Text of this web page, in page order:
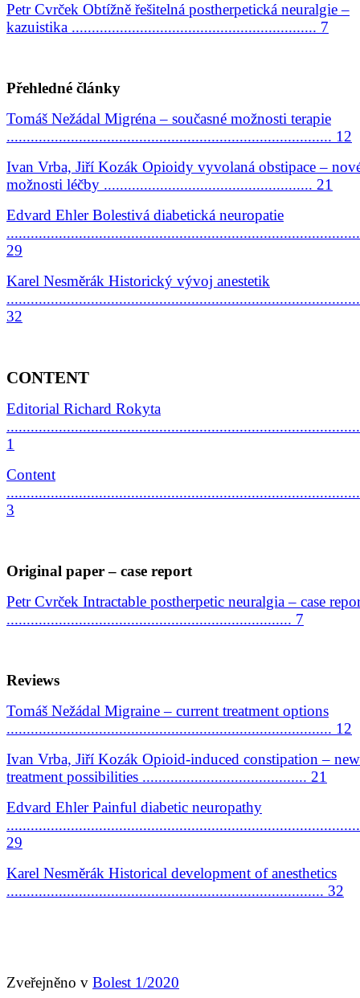
Petr Cvrček Obtížně řešitelná postherpetická neuralgie –
kazuistika ............................................................. 7
Přehledné články
Tomáš Nežádal Migréna – současné možnosti terapie
................................................................................. 12
Ivan Vrba, Jiří Kozák Opioidy vyvolaná obstipace –
možnosti léčby .................................................... 21
Edvard Ehler Bolestivá diabetická neuropatie
29
Karel Nesměrák Historický vývoj anestetik
32
CONTENT
Editorial Richard Rokyta
1
Content
3
Original paper – case report
Petr Cvrček Intractable postherpetic neuralgia – case
....................................................................... 7
Reviews
Tomáš Nežádal Migraine – current treatment options
................................................................................. 12
Ivan Vrba, Jiří Kozák Opioid-induced constipation – new
treatment possibilities ......................................... 21
Edvard Ehler Painful diabetic neuropathy
29
Karel Nesměrák Historical development of anesthetics
............................................................................... 32
Zveřejněno v Bolest 1/2020